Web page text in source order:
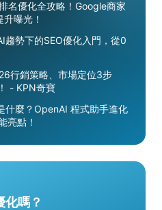
名優化全攻略！Google商家
曝光！
趨勢下的SEO優化入門，從0
行銷策略、市場定位3步
- KPN奇寶
什麼？OpenAI 程式助手進化
亮點！
化嗎？